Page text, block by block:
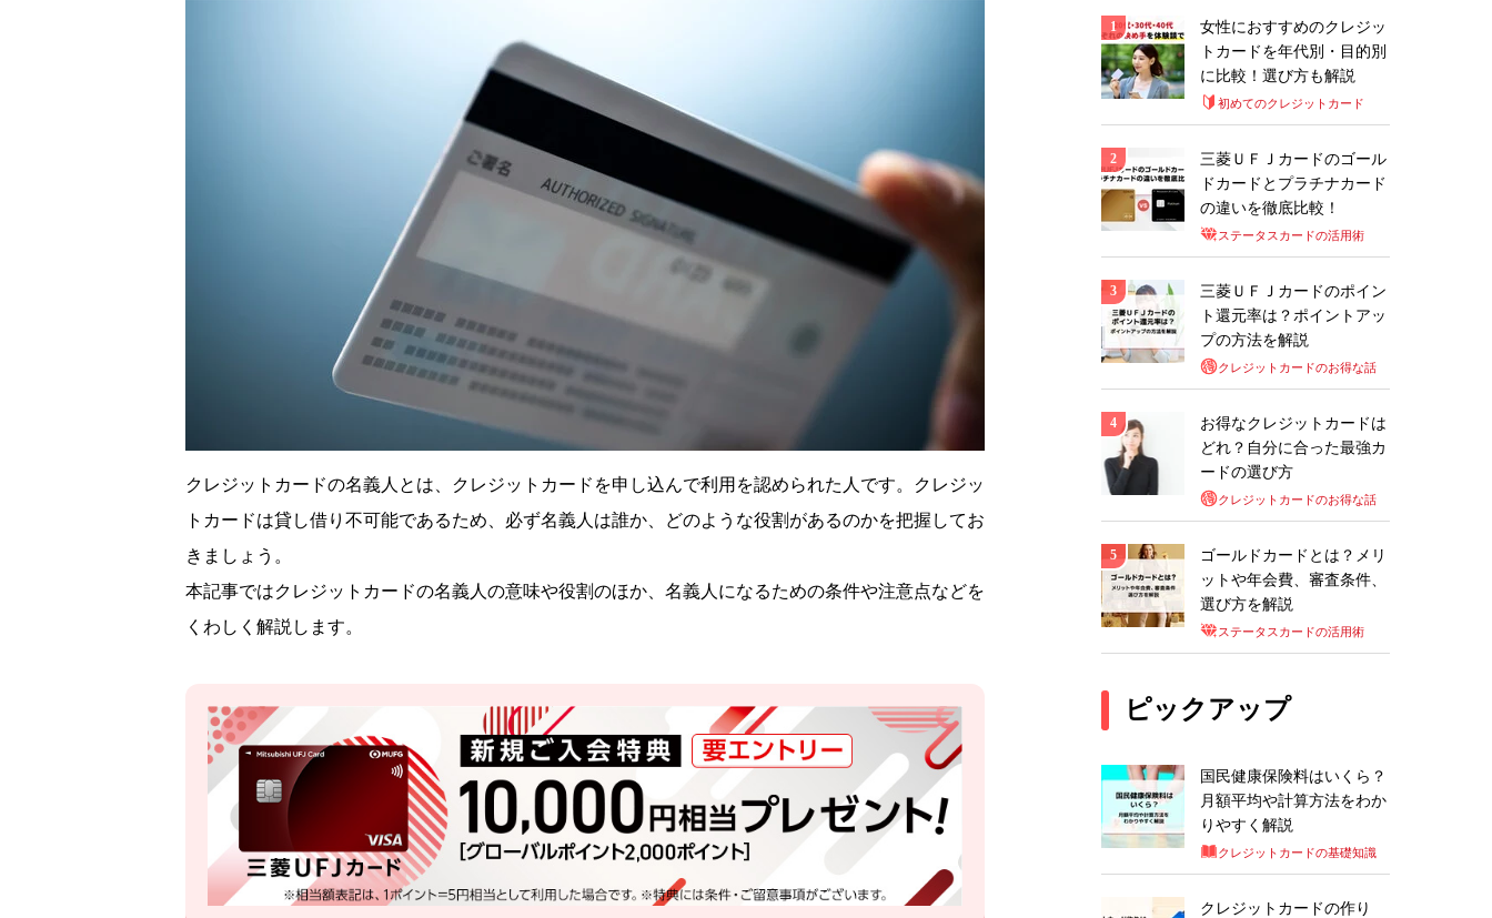
クレジットカードの名義人とは、クレジットカードを申し込んで利用を認められた人です。クレジッ
トカードは貸し借り不可能であるため、必ず名義人は誰か、どのような役割があるのかを把握してお
きましょう。
本記事ではクレジットカードの名義人の意味や役割のほか、名義人になるための条件や注意点などを
くわしく解説します。
女性におすすめのクレジッ
トカードを年代別・目的別
に比較！選び方も解説
初めてのクレジットカード
三菱ＵＦＪカードのゴール
ドカードとプラチナカード
の違いを徹底比較！
ステータスカードの活用術
三菱ＵＦＪカードのポイン
ト還元率は？ポイントアッ
プの方法を解説
クレジットカードのお得な話
お得なクレジットカードは
どれ？自分に合った最強カ
ードの選び方
クレジットカードのお得な話
ゴールドカードとは？メリ
ットや年会費、審査条件、
選び方を解説
ステータスカードの活用術
ピックアップ
国民健康保険料はいくら？
月額平均や計算方法をわか
りやすく解説
クレジットカードの基礎知識
クレジットカードの作り